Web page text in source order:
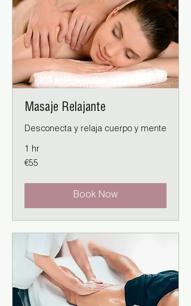
Masaje Relajante
Desconecta y relaja cuerpo y mente
1 hr
55
euros
€55
Book Now